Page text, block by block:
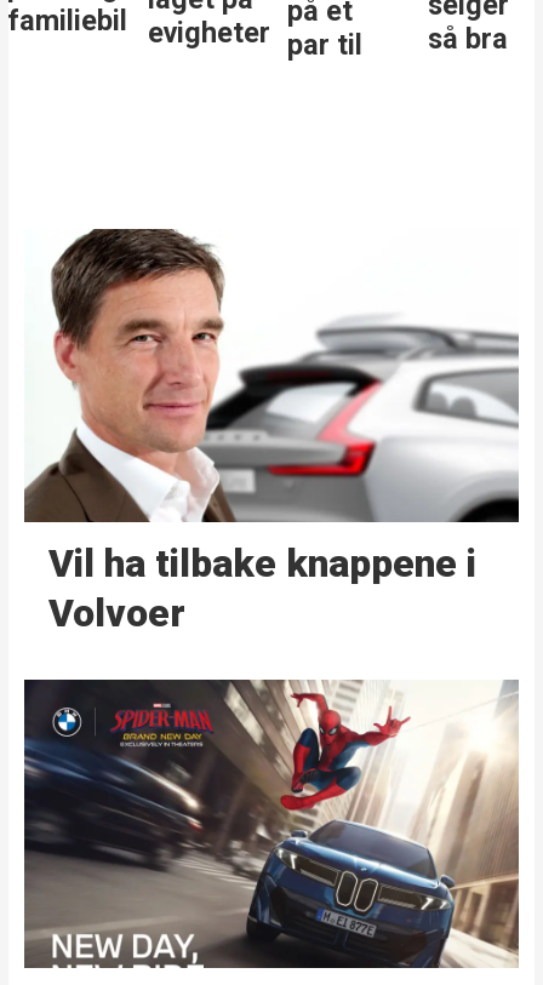
familiebil
evigheter
på et
par til
så bra
Vil ha tilbake knappene i
Volvoer